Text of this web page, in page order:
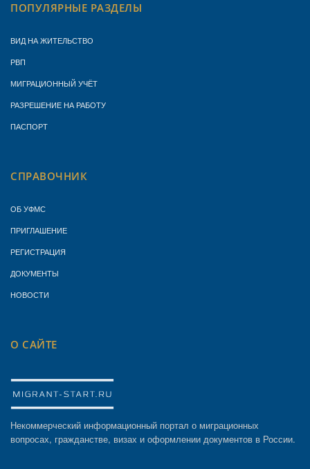
ПОПУЛЯРНЫЕ РАЗДЕЛЫ
ВИД НА ЖИТЕЛЬСТВО
РВП
МИГРАЦИОННЫЙ УЧЁТ
РАЗРЕШЕНИЕ НА РАБОТУ
ПАСПОРТ
СПРАВОЧНИК
ОБ УФМС
ПРИГЛАШЕНИЕ
РЕГИСТРАЦИЯ
ДОКУМЕНТЫ
НОВОСТИ
О САЙТЕ
Некоммерческий информационный портал о миграционных
вопросах, гражданстве, визах и оформлении документов в России.